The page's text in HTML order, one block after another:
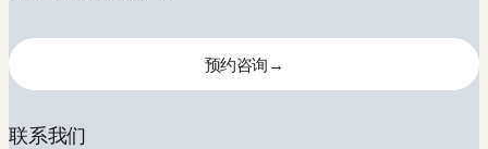
想
法
关注我们
预约咨询
预约咨询
→
联系我们